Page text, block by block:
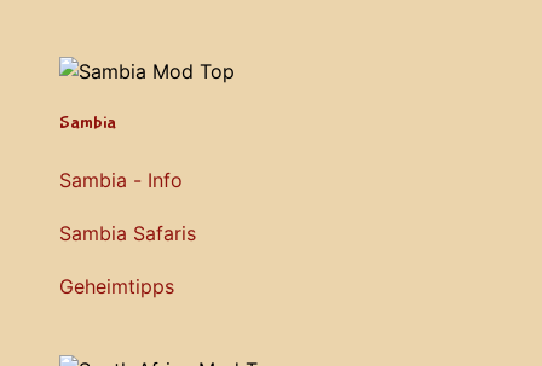
Sambia
Sambia - Info
Sambia Safaris
Geheimtipps